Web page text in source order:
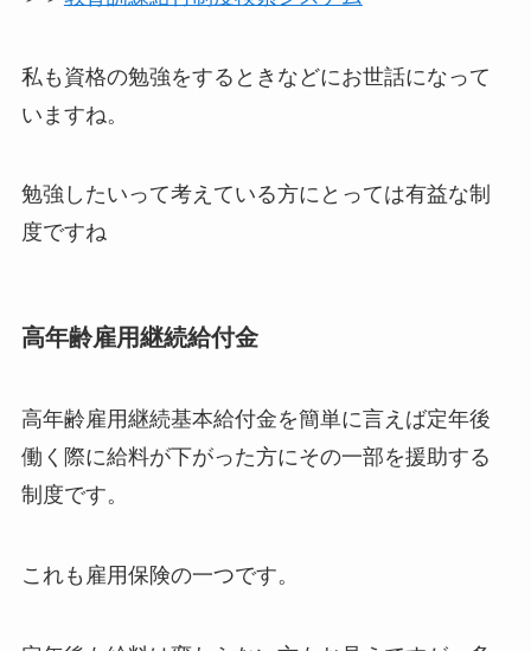
私も資格の勉強をするときなどにお世話になって
いますね。
勉強したいって考えている方にとっては有益な制
度ですね
高年齢雇用継続給付金
高年齢雇用継続基本給付金を簡単に言えば定年後
働く際に給料が下がった方にその一部を援助する
制度です。
これも雇用保険の一つです。